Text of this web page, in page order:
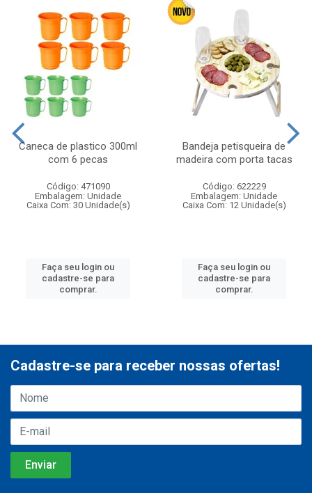
Caneca de plastico 300ml
com 6 pecas
Código: 471090
Embalagem: Unidade
Caixa Com: 30 Unidade(s)
Faça seu login ou
cadastre-se para
comprar.
Bandeja petisqueira de
madeira com porta tacas
Código: 622229
Embalagem: Unidade
Caixa Com: 12 Unidade(s)
Faça seu login ou
cadastre-se para
comprar.
Cadastre-se para receber nossas ofertas!